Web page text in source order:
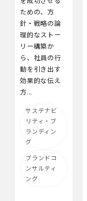
ための、方
針・戦略の論
理的なストー
リー構築か
ら、社員の行
動を引き出す
効果的な伝え
方...
サステナビ
リティ・ブ
ランディン
グ
ブランドコ
ンサルティ
ング